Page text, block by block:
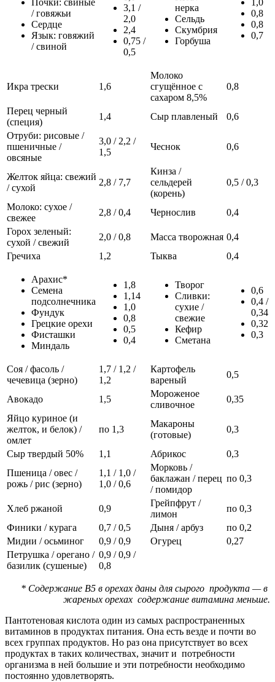
Почки: свиные
/ говяжьи
Сердце
Язык: говяжий
/ свиной
3,1 /
2,0
2,4
0,75 /
0,5
нерка
Сельдь
Скумбрия
Горбуша
1,0
0,8
0,8
0,7
Икра трески 1,6
Молоко
сгущённое с
сахаром 8,5%
0,8
Перец черный
(специя)
1,4 Сыр плавленый
0,6
Отруби: рисовые /
пшеничные /
овсяные
3,0 / 2,2 /
1,5
Чеснок 0,6
Желток яйца: свежий
/ сухой
2,8 / 7,7
Кинза /
сельдерей
(корень)
0,5 / 0,3
Молоко: сухое /
свежее
2,8 / 0,4 Чернослив
0,4
Горох зеленый:
сухой / свежий
2,0 / 0,8 Масса творожная 0,4
Гречиха
1,2 Тыква 0,4
Арахис*
Семена
подсолнечника
Фундук
Грецкие орехи
Фисташки
Миндаль
1,8
1,14
1,0
0,8
0,5
0,4
Творог
Сливки:
сухие /
свежие
Кефир
Сметана
0,6
0,4 /
0,34
0,32
0,3
Соя / фасоль /
чечевица (зерно)
1,7 / 1,2 /
1,2
Картофель
вареный
0,5
Авокадо 1,5
Мороженое
сливочное
0,35
Яйцо куриное (и
желток, и белок) /
омлет
по 1,3
Макароны
(готовые)
0,3
Сыр твердый 50% 1,1 Абрикос
0,3
Пшеница / овес /
рожь / рис (зерно)
1,1 / 1,0 /
1,0 / 0,6
Морковь /
баклажан / перец
/ помидор
по 0,3
Хлеб ржаной 0,9
Грейпфрут /
лимон
по 0,3
Финики / курага
0,7 / 0,5 Дыня / арбуз
по 0,2
Мидии / осьминог
0,9 / 0,9 Огурец
0,27
Петрушка / орегано /
базилик (сушеные)
0,9 / 0,9 /
0,8
* Содержание В5 в орехах даны для сырого продукта — в
жареных орехах содержание витамина меньше.
Пантотеновая кислота один из самых распространенных
витаминов в продуктах питания. Она есть везде и почти во
всех группах продуктов. Но раз она присутствует во всех
продуктах в таких количествах, значит и потребности
организма в ней большие и эти потребности необходимо
постоянно удовлетворять.